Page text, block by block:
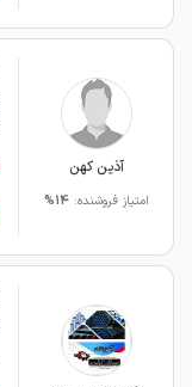
آذین کهن
امتیاز فروشنده:14%